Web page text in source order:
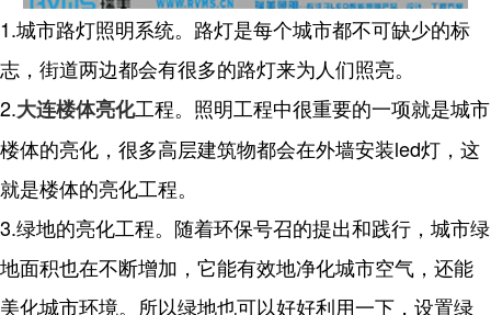
1.城市路灯照明系统。路灯是每个城市都不可缺少的标
志，街道两边都会有很多的路灯来为人们照亮。
2.大连楼体亮化工程。照明工程中很重要的一项就是城市
楼体的亮化，很多高层建筑物都会在外墙安装led灯，这
就是楼体的亮化工程。
3.绿地的亮化工程。随着环保号召的提出和践行，城市绿
地面积也在不断增加，它能有效地净化城市空气，还能
美化城市环境。所以绿地也可以好好利用一下，设置绿